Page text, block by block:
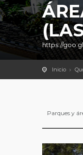
https://
Inicio
Parques y